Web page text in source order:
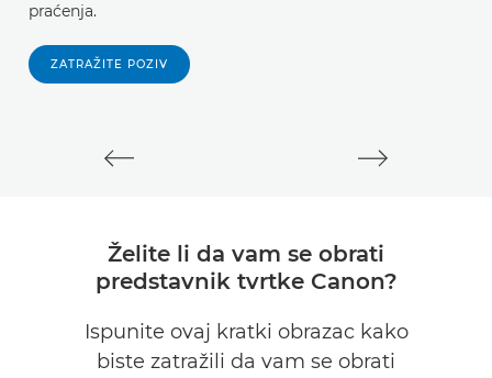
praćenja.
ZATRAŽITE POZIV
Želite li da vam se obrati
predstavnik tvrtke Canon?
Ispunite ovaj kratki obrazac kako
biste zatražili da vam se obrati